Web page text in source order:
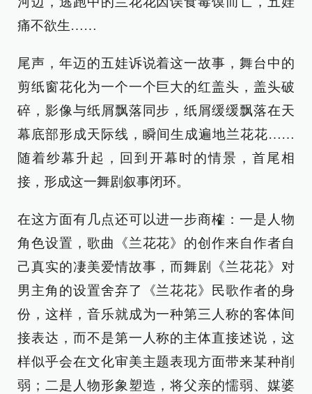
痛不欲生……
尾声，年迈的五娃诉说着这一故事，舞台中的
剪纸窗花化为一个一个巨大的红盖头，盖头破
碎，影像与纸屑飘落同步，纸屑缓缓飘落在天
幕底部形成天际线，瞬间生成遍地兰花花……
随着纱幕升起，回到开幕时的情景，首尾相
接，形成这一舞剧叙事闭环。
在这方面有几点还可以进一步商榷：一是人物
角色设置，歌曲《兰花花》的创作来自作者自
己真实的凄美爱情故事，而舞剧《兰花花》对
男主角的设置舍弃了《兰花花》民歌作者的身
份，这样，音乐就成为一种第三人称的客体间
接表达，而不是第一人称的主体直接述说，这
样似乎会在文化审美主题表现方面带来某种削
弱；二是人物形象塑造，将父亲的懦弱、媒婆